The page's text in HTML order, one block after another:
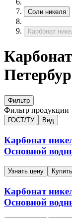
Соли никеля
Карбонат
Фильтр
Фильтр продукции
ГОСТ/ТУ Вид
Карбонат
Основной
Узнать цену Купить
Карбонат
Основной